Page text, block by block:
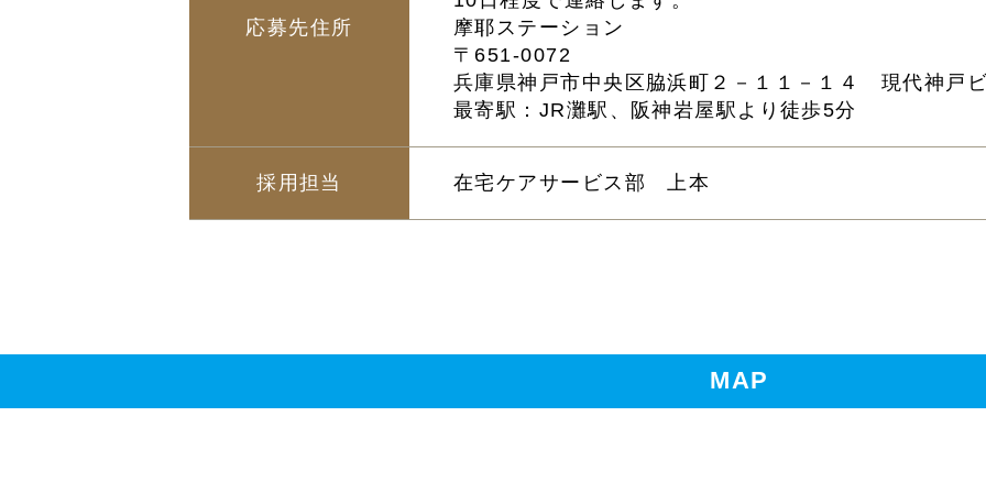
応募先住所
摩耶ステーション
〒651-0072
兵庫県神戸市中央区脇浜町２－１１－１４ 現代神戸
最寄駅：JR灘駅、阪神岩屋駅より徒歩5分
採用担当 在宅ケアサービス部 上本
MAP